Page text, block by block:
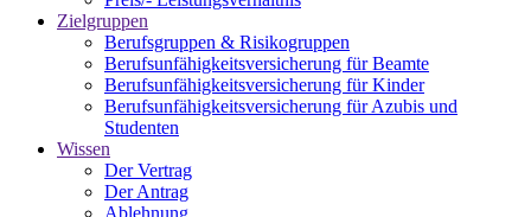
Zielgruppen
Berufsgruppen & Risikogruppen
Berufsunfähigkeitsversicherung für Beamte
Berufsunfähigkeitsversicherung für Kinder
Berufsunfähigkeitsversicherung für Azubis und
Studenten
Wissen
Der Vertrag
Der Antrag
Ablehnung